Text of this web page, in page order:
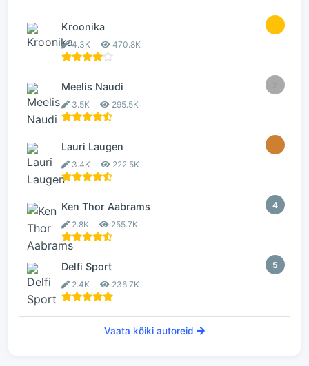
Kroonika
4.3K 470.8K
Meelis Naudi
3.5K 295.5K
Lauri Laugen
3.4K 222.5K
4
Ken Thor Aabrams
2.8K 255.7K
5
Delfi Sport
2.4K 236.7K
Vaata kõiki autoreid